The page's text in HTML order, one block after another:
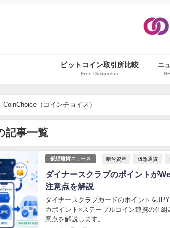
ビットコイン取引所比較
Free Diagnosis
ニ
CoinChoice（コインチョイス）
記事一覧
仮想通貨ニュース 暗号資産 仮想通貨
ダイナースクラブのポイントが
注意点を解説
ダイナースクラブカードのポイントを
カポイント×ステーブルコイン連携の仕
意点を解説します。